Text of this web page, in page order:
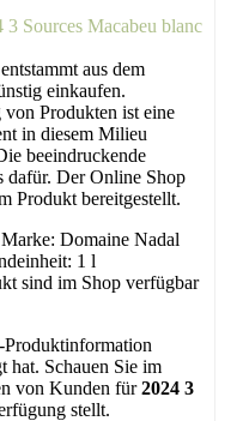
aus dem
einkaufen.
von Produkten ist eine
in diesem Milieu
beeindruckende
dafür. Der Online Shop
Produkt bereitgestellt.
Domaine Nadal
1 l
sind im Shop verfügbar
hat. Schauen Sie im
von Kunden für2024 3
stellt.